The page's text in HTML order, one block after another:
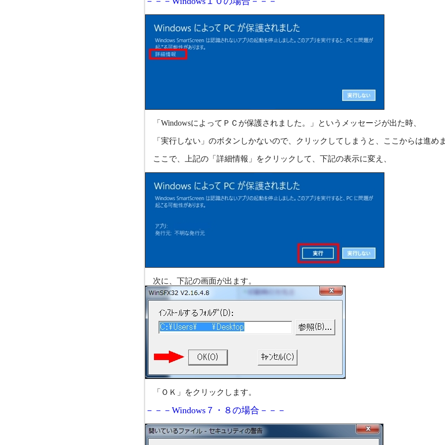
「WindowsによってＰＣが保護されました。」というメッセージが出た時、
「実行しない」のボタンしかないので、クリックしてしまうと、ここからは進め
ここで、上記の「詳細情報」をクリックして、下記の表示に変え、
次に、下記の画面が出ます。
「ＯＫ」をクリックします。
－－－Windows７・８の場合－－－